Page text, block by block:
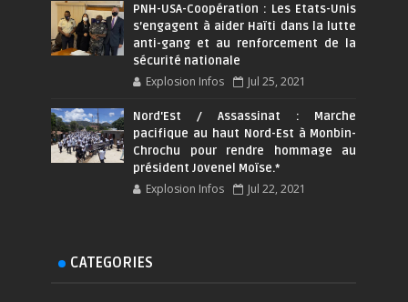
PNH-USA-Coopération : Les Etats-Unis
s’engagent à aider Haïti dans la lutte
anti-gang et au renforcement de la
sécurité nationale
Explosion Infos Jul 25, 2021
Nord'Est / Assassinat : Marche
pacifique au haut Nord-Est à Monbin-
Chrochu pour rendre hommage au
président Jovenel Moïse.*
Explosion Infos Jul 22, 2021
CATEGORIES